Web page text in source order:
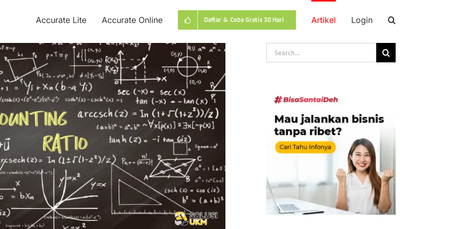
Accurate Lite Accurate Online Daftar & Coba Gratis 30 Hari Artikel Login
Search
for: